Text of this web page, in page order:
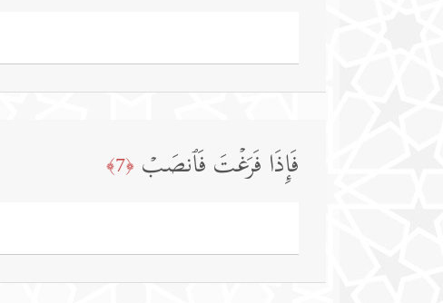
فَإِذَا فَرَغۡتَ فَٱنصَبۡ ﴿7﴾